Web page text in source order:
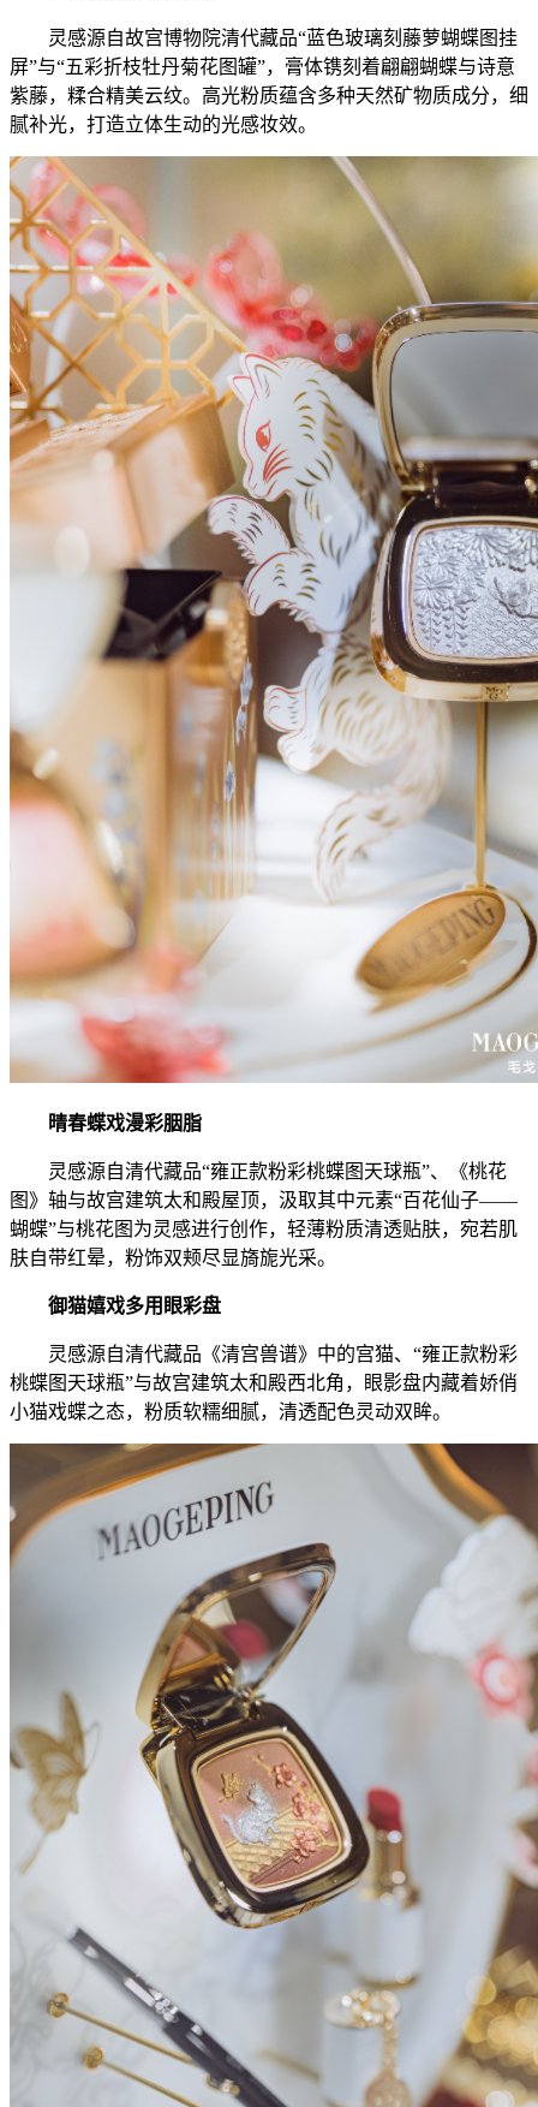
灵感源自故宫博物院清代藏品“蓝色玻璃刻藤萝蝴蝶图挂
屏”与“五彩折枝牡丹菊花图罐”，膏体镌刻着翩翩蝴蝶与诗意
紫藤，糅合精美云纹。高光粉质蕴含多种天然矿物质成分，细
腻补光，打造立体生动的光感妆效。
晴春蝶戏漫彩胭脂
灵感源自清代藏品“雍正款粉彩桃蝶图天球瓶”、《桃花
图》轴与故宫建筑太和殿屋顶，汲取其中元素“百花仙子——
蝴蝶”与桃花图为灵感进行创作，轻薄粉质清透贴肤，宛若肌
肤自带红晕，粉饰双颊尽显旖旎光采。
御猫嬉戏多用眼彩盘
灵感源自清代藏品《清宫兽谱》中的宫猫、“雍正款粉彩
桃蝶图天球瓶”与故宫建筑太和殿西北角，眼影盘内藏着娇俏
小猫戏蝶之态，粉质软糯细腻，清透配色灵动双眸。